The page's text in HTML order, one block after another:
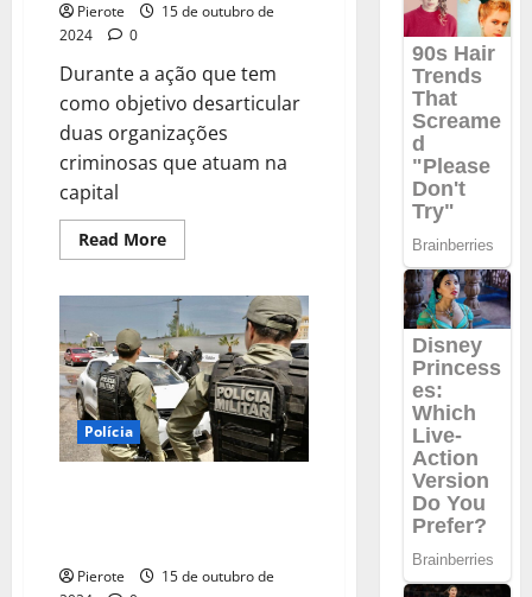
Pierote
15 de outubro de
2024
0
Durante a ação que tem
como objetivo desarticular
duas organizações
criminosas que atuam na
capital
Read MoreRead
more
Polícia
Civil
cumpre
40
mandados
após
operação
contra
organizações
criminosas
Polícia
Pierote
15 de outubro de